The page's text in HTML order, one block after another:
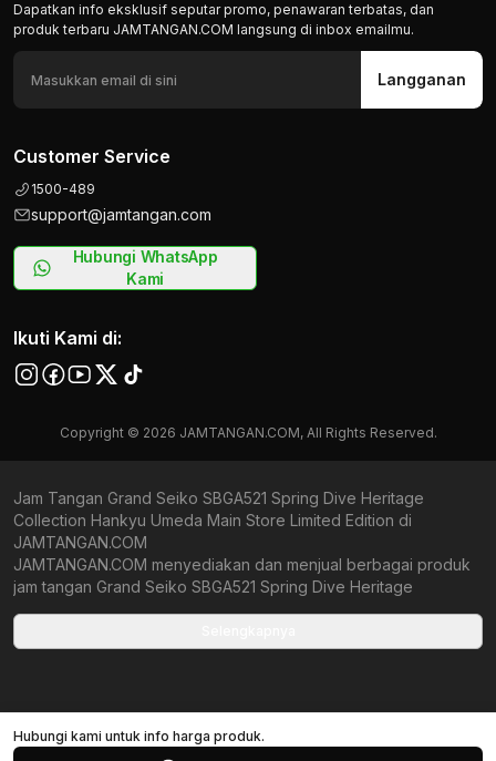
Dapatkan info eksklusif seputar promo, penawaran terbatas, dan
produk terbaru JAMTANGAN.COM langsung di inbox emailmu.
Langganan
Customer Service
1500-489
support@jamtangan.com
Hubungi WhatsApp
Kami
Ikuti Kami di:
Copyright © 2026 JAMTANGAN.COM, All Rights Reserved.
Jam Tangan Grand Seiko SBGA521 Spring Dive Heritage
Collection Hankyu Umeda Main Store Limited Edition di
JAMTANGAN.COM
JAMTANGAN.COM menyediakan dan menjual berbagai produk
jam tangan Grand Seiko SBGA521 Spring Dive Heritage
Kami berkomitmen untuk memberi penawaran terbaik bagi
toko online Indonesia lainnya. Anda, watchlovers, merupakan
Hubungi kami untuk info harga produk.